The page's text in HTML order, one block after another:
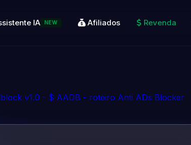
IA NEW Afiliados Revenda
v1.0 - $ AADB - roteiro Anti ADs Blocker